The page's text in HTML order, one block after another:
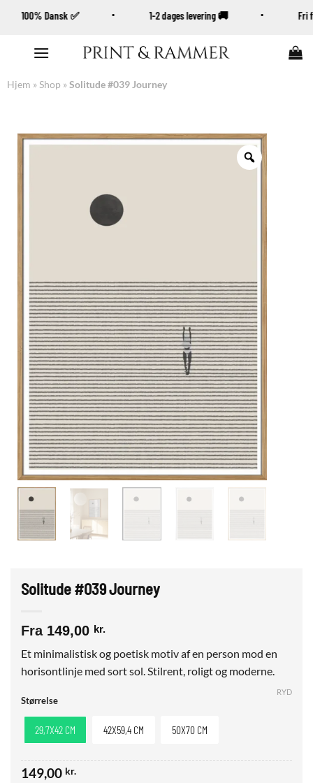
100% Dansk ✅ 1-2 dages levering 🚚
indhold
Hjem »Shop »Solitude #039 Journey
Zoom
Solitude #039 Journey
Fra 149,00 kr.
Et minimalistisk og poetisk motiv af en person mod en
horisontlinje med sort sol. Stilrent, roligt og moderne.
Størrelse
29,7X42 CM 42X59,4 CM 50X70 CM
RYD
149,00 kr.